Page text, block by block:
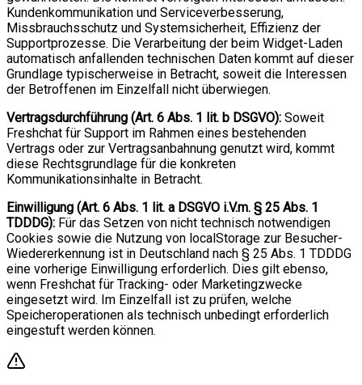
Kundenkommunikation und Serviceverbesserung,
Missbrauchsschutz und Systemsicherheit, Effizienz der
Supportprozesse. Die Verarbeitung der beim Widget-Laden
automatisch anfallenden technischen Daten kommt auf dieser
Grundlage typischerweise in Betracht, soweit die Interessen
der Betroffenen im Einzelfall nicht überwiegen.
Vertragsdurchführung (Art. 6 Abs. 1 lit. b DSGVO): Soweit
Freshchat für Support im Rahmen eines bestehenden
Vertrags oder zur Vertragsanbahnung genutzt wird, kommt
diese Rechtsgrundlage für die konkreten
Kommunikationsinhalte in Betracht.
Einwilligung (Art. 6 Abs. 1 lit. a DSGVO i.V.m. § 25 Abs. 1
TDDDG): Für das Setzen von nicht technisch notwendigen
Cookies sowie die Nutzung von localStorage zur Besucher-
Wiedererkennung ist in Deutschland nach § 25 Abs. 1 TDDDG
eine vorherige Einwilligung erforderlich. Dies gilt ebenso,
wenn Freshchat für Tracking- oder Marketingzwecke
eingesetzt wird. Im Einzelfall ist zu prüfen, welche
Speicheroperationen als technisch unbedingt erforderlich
eingestuft werden können.